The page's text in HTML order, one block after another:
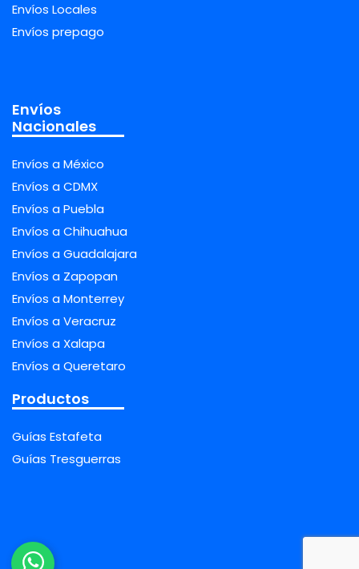
Envíos Locales
Envíos prepago
Envíos
Nacionales
Envíos a México
Envíos a CDMX
Envíos a Puebla
Envíos a Chihuahua
Envíos a Guadalajara
Envíos a Zapopan
Envíos a Monterrey
Envíos a Veracruz
Envíos a Xalapa
Envíos a Queretaro
Productos
Guías Estafeta
Guías Tresguerras